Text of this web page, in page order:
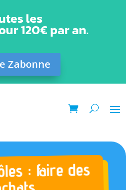
les
120€ par an.
Zabonne
: faire des